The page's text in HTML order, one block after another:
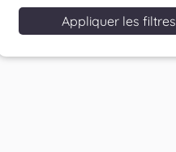
Appliquer les filtres